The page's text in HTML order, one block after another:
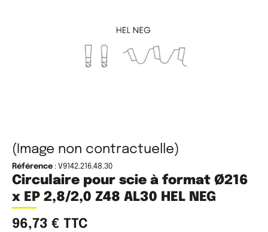
(Image non contractuelle)
Référence : V9142.216.48.30
Circulaire pour scie à format Ø216
x EP 2,8/2,0 Z48 AL30 HEL NEG
96,73 € TTC